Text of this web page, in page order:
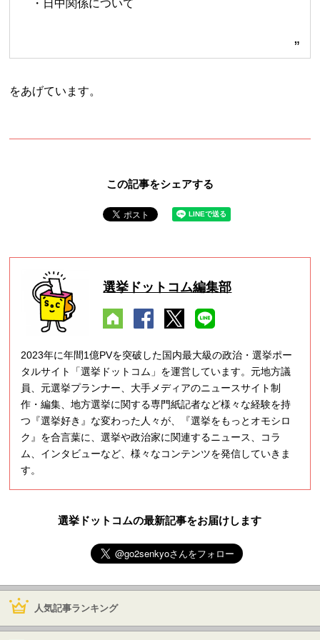
・日中関係について
をあげています。
この記事をシェアする
選挙ドットコム編集部
2023年に年間1億PVを突破した国内最大級の政治・選挙ポー
タルサイト「選挙ドットコム」を運営しています。元地方議
員、元選挙プランナー、大手メディアのニュースサイト制
作・編集、地方選挙に関する専門紙記者など様々な経験を持
つ『選挙好き』な変わった人々が、『選挙をもっとオモシロ
ク』を合言葉に、選挙や政治家に関連するニュース、コラ
ム、インタビューなど、様々なコンテンツを発信していきま
す。
選挙ドットコムの最新記事をお届けします
人気記事ランキング